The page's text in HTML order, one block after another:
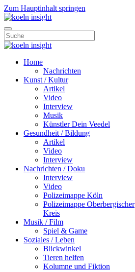
Zum Hauptinhalt springen
Home
Nachrichten
Kunst / Kultur
Artikel
Video
Interview
Musik
Künstler Dein Veedel
Gesundheit / Bildung
Artikel
Video
Interview
Nachrichten / Doku
Interview
Video
Polizeimappe Köln
Polizeimappe Oberbergischer
Kreis
Musik / Film
Spiel & Game
Soziales / Leben
Blickwinkel
Tieren helfen
Kolumne und Fiktion